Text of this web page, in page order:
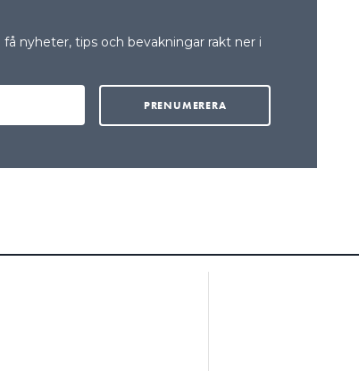
nyheter, tips och bevakningar rakt ner i